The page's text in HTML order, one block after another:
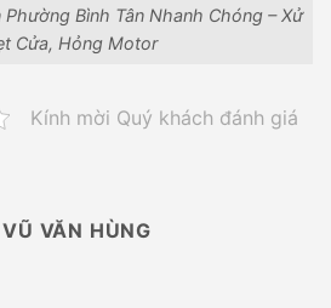
Phường Bình Tân Nhanh Chóng – Xử
Cửa, Hỏng Motor
Kính mời Quý khách đánh giá
VĂN HÙNG